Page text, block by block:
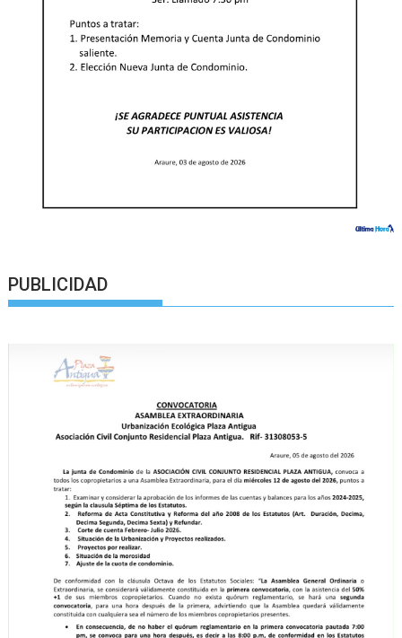
PUBLICIDAD